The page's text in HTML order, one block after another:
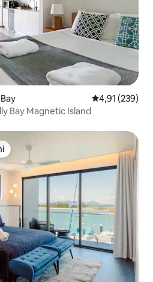
Priemerné
4,91 (239)
Bay Magnetic Island